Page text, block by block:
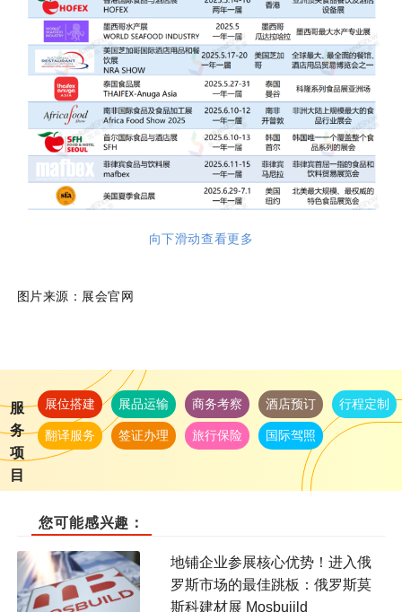
向下滑动查看更多
图片来源：展会官网
服
务
项
目
展位搭建 展品运输 商务考察 酒店预订 行程定制
翻译服务 签证办理 旅行保险 国际驾照
您可能感兴趣：
地铺企业参展核心优势！进入俄
罗斯市场的最佳跳板：俄罗斯莫
斯科建材展 Mosbuiild